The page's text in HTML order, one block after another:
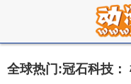
全球热门:冠石科技：